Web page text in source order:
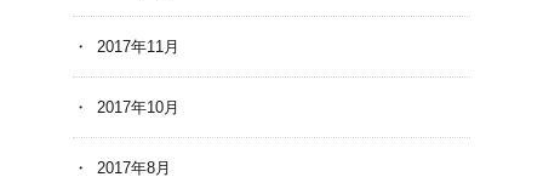
2017年11月
2017年10月
2017年8月